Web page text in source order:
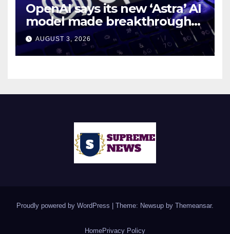
OpenAI says its new ‘Astra’ AI
model made breakthroughs
in 10 math problems
AUGUST 3, 2026
Proudly powered by WordPress Theme: Newsup by Themeansar.
HomePrivacy Policy